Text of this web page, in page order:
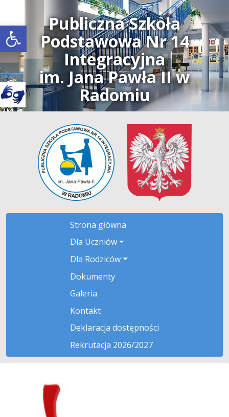
Open toolbar
Publiczna Szkoła
Podstawowa Nr 14
Integracyjna
im. Jana Pawła II w
Radomiu
Strona główna
Dla Uczniów
Dla Rodziców
Dokumenty
Galeria
Kontakt
Deklaracja dostępności
Rekrutacja 2026/2027